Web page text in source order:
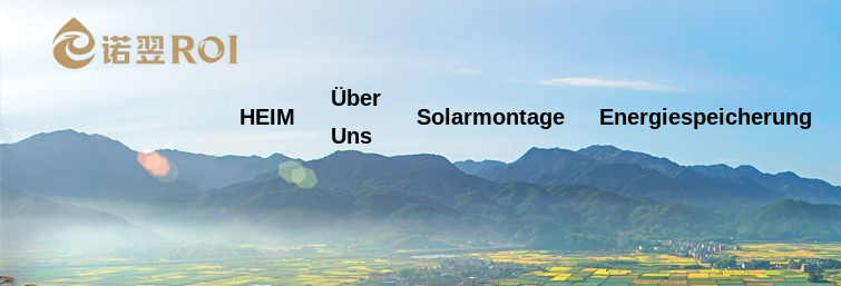
HEIM
Über
Uns
Solarmontage Energiespeicherung